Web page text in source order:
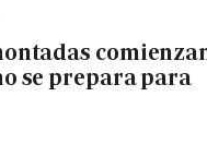
se prepara para